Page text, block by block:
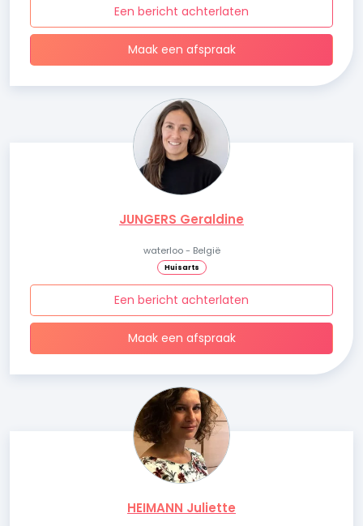
Een bericht achterlaten
Maak een afspraak
JUNGERS Geraldine
waterloo - België
Huisarts
Een bericht achterlaten
Maak een afspraak
HEIMANN Juliette